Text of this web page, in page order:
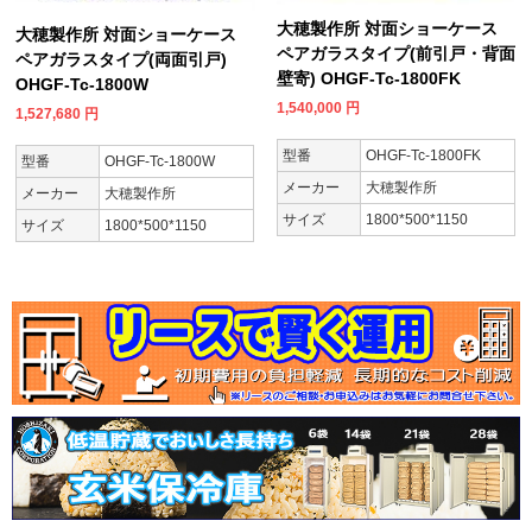
大穂製作所 対面ショーケース
ペアガラスタイプ(両面引戸)
OHGF-Tc-1800W
1,527,680 円
型番
OHGF-Tc-1800W
メーカー
大穂製作所
サイズ
1800*500*1150
大穂製作所 対面ショーケース
ペアガラスタイプ(前引戸・背面
壁寄) OHGF-Tc-1800FK
1,540,000 円
型番
OHGF-Tc-1800FK
メーカー
大穂製作所
サイズ
1800*500*1150